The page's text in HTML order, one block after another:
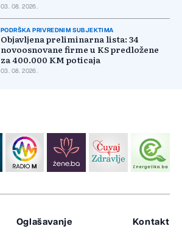
03. 08. 2026.
PODRŠKA PRIVREDNIM SUBJEKTIMA
Objavljena preliminarna lista: 34
novoosnovane firme u KS predložene
za 400.000 KM poticaja
03. 08. 2026.
Oglašavanje Kontakt